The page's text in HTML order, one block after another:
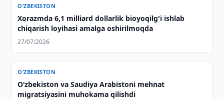
O‘ZBEKISTON
Xorazmda 6,1 milliard dollarlik bioyoqilg'i ishlab
chiqarish loyihasi amalga oshirilmoqda
27/07/2026
O‘ZBEKISTON
Oʻzbekiston va Saudiya Arabistoni mehnat
migratsiyasini muhokama qilishdi